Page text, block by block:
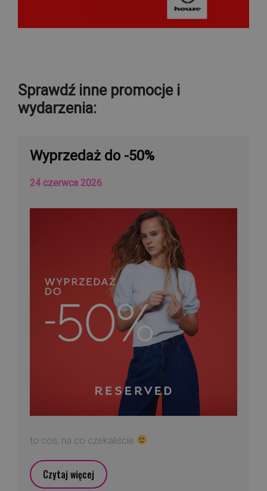
Sprawdź inne promocje i
wydarzenia:
Wyprzedaż do -50%
24 czerwca 2026
to coś, na co czekaliście
Czytaj więcej